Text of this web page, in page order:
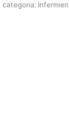
categoria: